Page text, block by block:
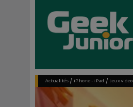
Actualités/ iPhone - iPad / Jeux video